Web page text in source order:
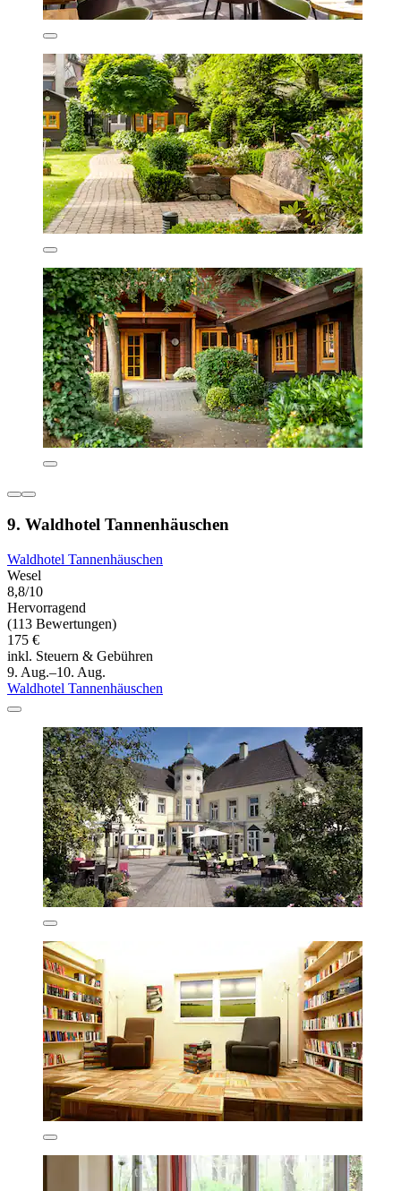
9. Waldhotel Tannenhäuschen
Waldhotel Tannenhäuschen
Wesel
8,8/10
Hervorragend
(113 Bewertungen)
175 €
inkl. Steuern & Gebühren
9. Aug.–10. Aug.
Waldhotel Tannenhäuschen